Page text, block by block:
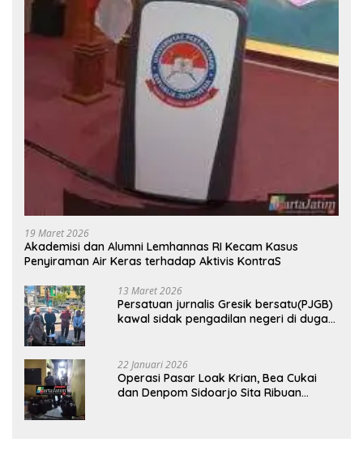
19 Maret 2026
Akademisi dan Alumni Lemhannas RI Kecam Kasus
Penyiraman Air Keras terhadap Aktivis KontraS
13 Maret 2026
Persatuan jurnalis Gresik bersatu(PJGB)
kawal sidak pengadilan negeri di duga
22 Januari 2026
Operasi Pasar Loak Krian, Bea Cukai
dan Denpom Sidoarjo Sita Ribuan